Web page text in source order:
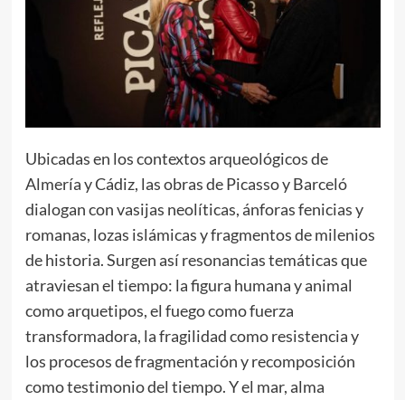
Ubicadas en los contextos arqueológicos de
Almería y Cádiz, las obras de Picasso y Barceló
dialogan con vasijas neolíticas, ánforas fenicias y
romanas, lozas islámicas y fragmentos de milenios
de historia. Surgen así resonancias temáticas que
atraviesan el tiempo: la figura humana y animal
como arquetipos, el fuego como fuerza
transformadora, la fragilidad como resistencia y
los procesos de fragmentación y recomposición
como testimonio del tiempo. Y el mar, alma